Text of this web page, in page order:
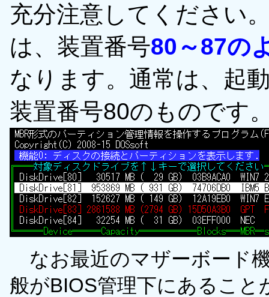
充分注意してください
は、装置番号80～87の
なります。通常は、起
装置番号80のものです
なお最近のマザーボード
般がBIOS管理下にあるこ